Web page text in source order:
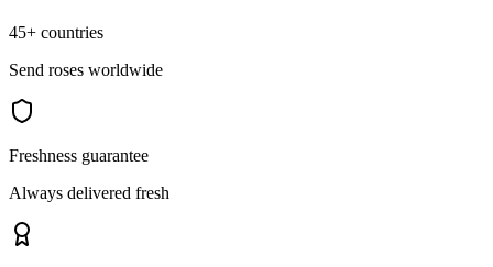
45+ countries
Send roses worldwide
Freshness guarantee
Always delivered fresh